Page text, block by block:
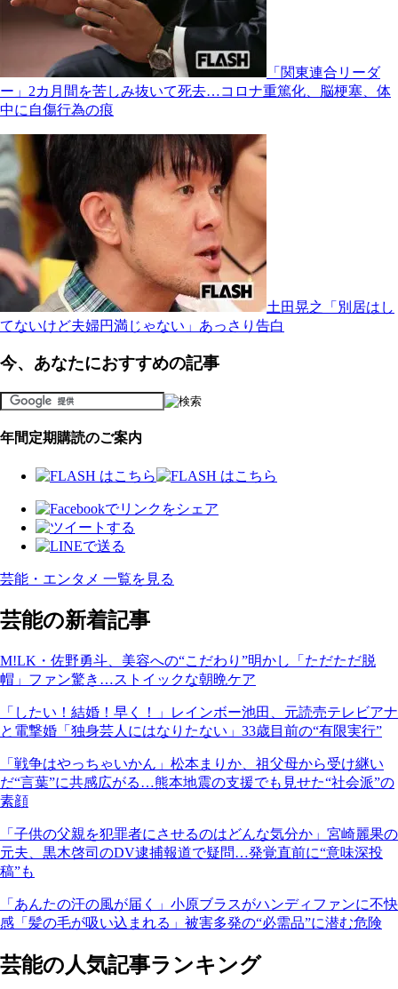
「関東連合リーダ
ー」2カ月間を苦しみ抜いて死去…コロナ重篤化、脳梗塞、体
中に自傷行為の痕
土田晃之「別居はし
てないけど夫婦円満じゃない」あっさり告白
今、あなたにおすすめの記事
年間定期購読のご案内
芸能・エンタメ 一覧を見る
芸能の新着記事
M!LK・佐野勇斗、美容への“こだわり”明かし「ただただ脱
帽」ファン驚き…ストイックな朝晩ケア
「したい！結婚！早く！」レインボー池田、元読売テレビアナ
と電撃婚「独身芸人にはなりたない」33歳目前の“有限実行”
「戦争はやっちゃいかん」松本まりか、祖父母から受け継い
だ“言葉”に共感広がる…熊本地震の支援でも見せた“社会派”の
素顔
「子供の父親を犯罪者にさせるのはどんな気分か」宮崎麗果の
元夫、黒木啓司のDV逮捕報道で疑問…発覚直前に“意味深投
稿”も
「あんたの汗の風が届く」小原ブラスがハンディファンに不快
感「髪の毛が吸い込まれる」被害多発の“必需品”に潜む危険
芸能の人気記事ランキング